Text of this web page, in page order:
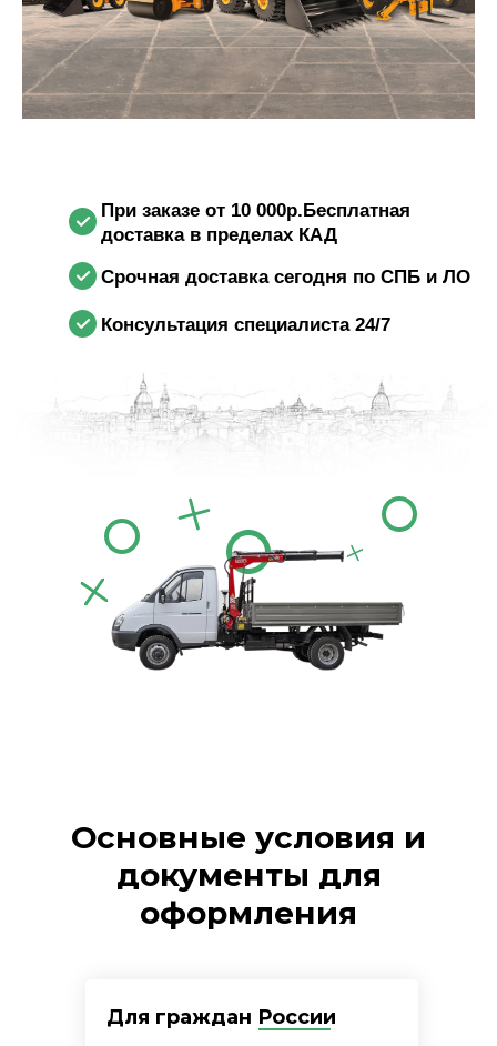
При заказе от 10 000р.Бесплатная
доставка в пределах КАД
Срочная доставка сегодня по СПБ и ЛО
Консультация специалиста 24/7
Основные условия и
документы для
оформления
Для граждан России